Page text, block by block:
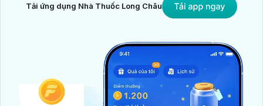
Tải ứng dụng Nhà Thuốc Long Châu